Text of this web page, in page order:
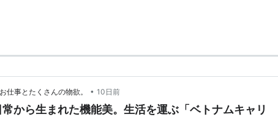
仕事とたくさんの物欲。 • 10日前
から生まれた機能美。生活を運ぶ「ベトナムキャリ